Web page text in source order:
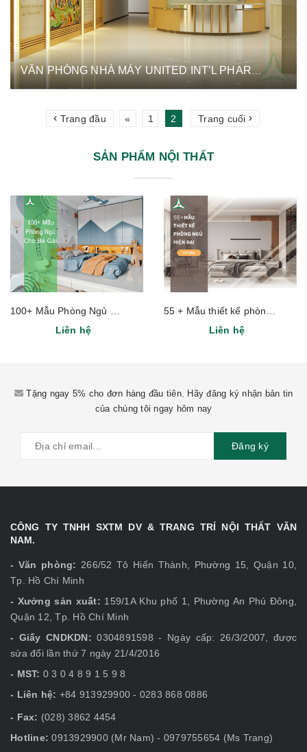
VĂN PHÒNG NHÀ MÁY UNITED INT’L PHARMA
Trang đầu « 1 2 Trang cuối
SẢN PHẨM NỘI THẤT
100+ Mẫu Phòng Ngủ Cho Bé Gái Hiện Đại, Đơn Giản, Dễ Thương
Liên hệ
55 + Mẫu thiết kế phòng ngủ hiện đại năm 2024
Liên hệ
Tặng ngay 5% cho đơn hàng đầu tiên. Hãy đăng ký nhận bản tin
của chúng tôi ngay hôm nay
Đăng ký
CÔNG TY TNHH SXTM DV & TRANG TRÍ NỘI THẤT VĂN
NAM.
- Văn phòng: 266/52 Tô Hiến Thành, Phường 15, Quận 10,
Tp. Hồ Chí Minh
- Xưởng sản xuất: 159/1A Khu phố 1, Phường An Phú Đông,
Quận 12, Tp. Hồ Chí Minh
- Giấy CNDKDN: 0304891598 - Ngày cấp: 26/3/2007, được
sửa đổi lần thứ 7 ngày 21/4/2016
- MST: 0 3 0 4 8 9 1 5 9 8
- Liên hệ: +84 913929900 - 0283 868 0886
- Fax: (028) 3862 4454
Hotline: 0913929900 (Mr Nam) - 0979755654 (Ms Trang)